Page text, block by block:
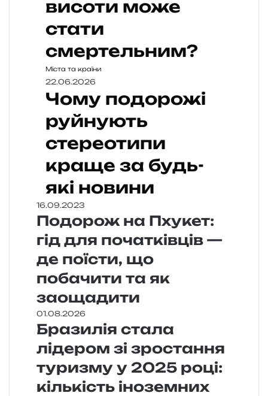
висоти може
стати
смертельним?
Міста та країни
22.06.2026
Чому подорожі
руйнують
стереотипи
краще за будь-
які новини
16.09.2023
Подорож на Пхукет:
гід для початківців —
де поїсти, що
побачити та як
заощадити
01.08.2026
Бразилія стала
лідером зі зростання
туризму у 2025 році:
кількість іноземних